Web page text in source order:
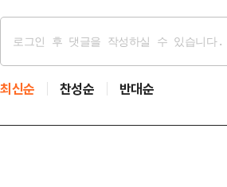
최신순 찬성순 반대순